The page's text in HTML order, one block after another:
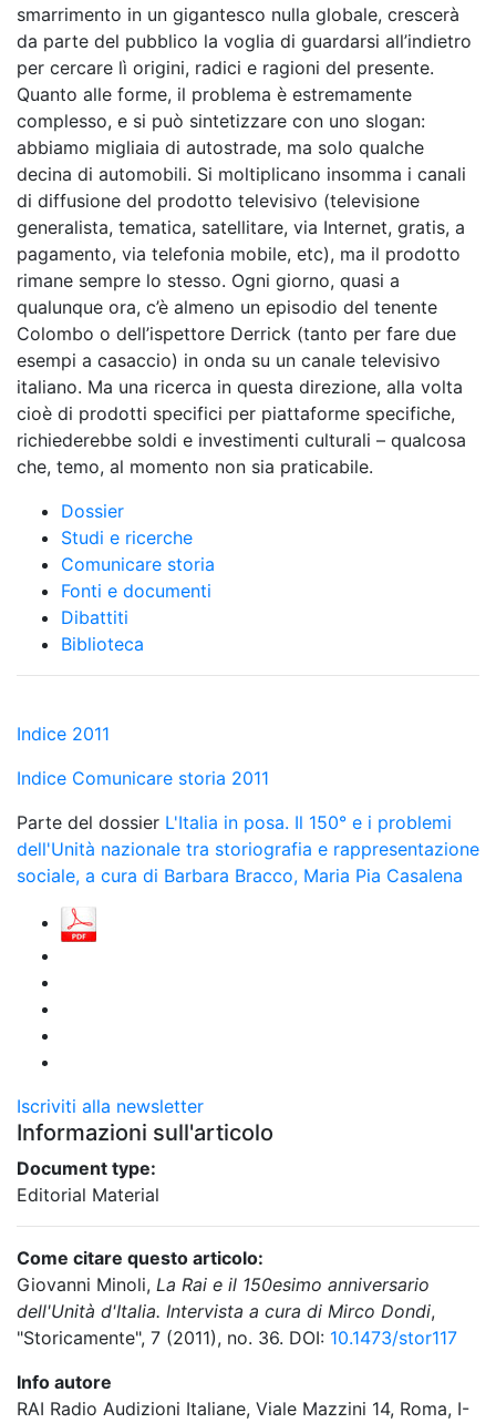
smarrimento in un gigantesco nulla globale, crescerà
da parte del pubblico la voglia di guardarsi all’indietro
per cercare lì origini, radici e ragioni del presente.
Quanto alle forme, il problema è estremamente
complesso, e si può sintetizzare con uno slogan:
abbiamo migliaia di autostrade, ma solo qualche
decina di automobili. Si moltiplicano insomma i canali
di diffusione del prodotto televisivo (televisione
generalista, tematica, satellitare, via Internet, gratis, a
pagamento, via telefonia mobile, etc), ma il prodotto
rimane sempre lo stesso. Ogni giorno, quasi a
qualunque ora, c’è almeno un episodio del tenente
Colombo o dell’ispettore Derrick (tanto per fare due
esempi a casaccio) in onda su un canale televisivo
italiano. Ma una ricerca in questa direzione, alla volta
cioè di prodotti specifici per piattaforme specifiche,
richiederebbe soldi e investimenti culturali – qualcosa
che, temo, al momento non sia praticabile.
Dossier
Studi e ricerche
Comunicare storia
Fonti e documenti
Dibattiti
Biblioteca
Indice 2011
Indice Comunicare storia 2011
Parte del dossier L'Italia in posa. Il 150° e i problemi
dell'Unità nazionale tra storiografia e rappresentazione
sociale, a cura di Barbara Bracco, Maria Pia Casalena
Iscriviti alla newsletter
Informazioni sull'articolo
Document type:
Editorial Material
Come citare questo articolo:
Giovanni Minoli, La Rai e il 150esimo anniversario
dell'Unità d'Italia. Intervista a cura di Mirco Dondi,
"Storicamente", 7 (2011), no. 36. DOI: 10.1473/stor117
Info autore
RAI Radio Audizioni Italiane, Viale Mazzini 14, Roma, I-